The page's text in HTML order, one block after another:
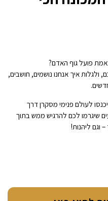
פועל גוף האדם?
איך אנחנו נושמים, חושבים,
לעולם פנימי מסקרן דרך
שיגרמו לכם להרגיש ממש בתוך
וגם ליהנות!